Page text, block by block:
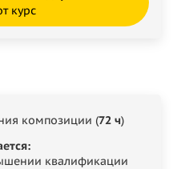
курс
композиции (72 ч)
квалификации